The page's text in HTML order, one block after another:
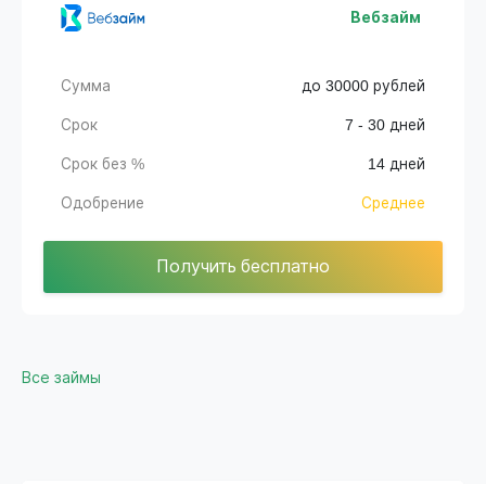
Вебзайм
Сумма до 30000 рублей
Срок 7 - 30 дней
Срок без % 14 дней
Одобрение Среднее
Получить бесплатно
Все займы